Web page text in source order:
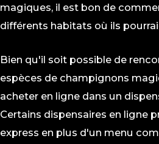
magiques, il est bon de
différents habitats où ils
Bien qu'il soit possible de
espèces de champignons
acheter en ligne dans un
Certains dispensaires en ligne
express en plus d'un menu